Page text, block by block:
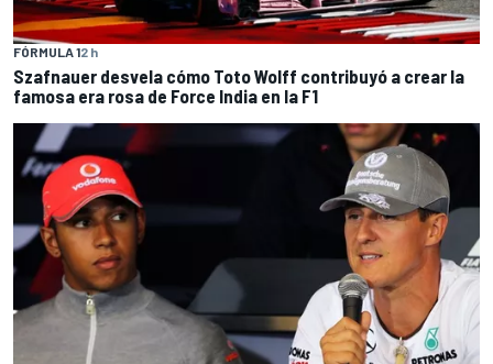
FÓRMULA 12 h
Szafnauer desvela cómo Toto Wolff contribuyó a crear la
famosa era rosa de Force India en la F1